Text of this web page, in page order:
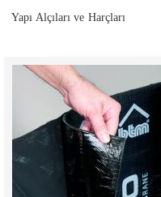
Yapı Alçıları ve Harçları